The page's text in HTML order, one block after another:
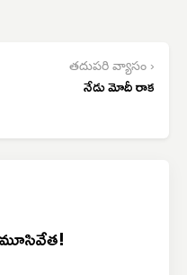
తదుపరి వ్యాసం ›
నేడు మోదీ రాక
మూసివేత!